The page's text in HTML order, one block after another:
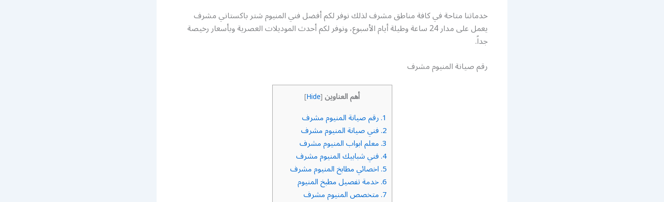
خدماتنا متاحة في كافة مناطق مشرف لذلك نوفر لكم أفضل فني المنيوم شتر باكستاني مشرف
يعمل على مدار 24 ساعة وطيلة أيام الأسبوع، ونوفر لكم أحدث الموديلات العصرية وبأسعار رخيصة
جداً.
رقم صيانة المنيوم مشرف
أهم العناوين [
Hide
]
1. رقم صيانة المنيوم مشرف
2. فني صيانة المنيوم مشرف
3. معلم ابواب المنيوم مشرف
4. فني شبابيك المنيوم مشرف
5. اخصائي مطابخ المنيوم مشرف
6. خدمة تفصيل مطبخ المنيوم
7. متخصص المنيوم مشرف